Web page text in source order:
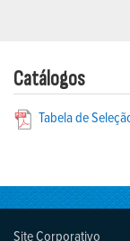
Catálogos
Tabela de
Site Corporativo